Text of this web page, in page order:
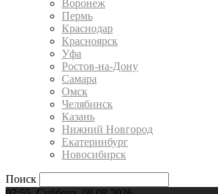
Воронеж
Пермь
Краснодар
Красноярск
Уфа
Ростов-на-Дону
Самара
Омск
Челябинск
Казань
Нижний Новгород
Екатеринбург
Новосибирск
Поиск